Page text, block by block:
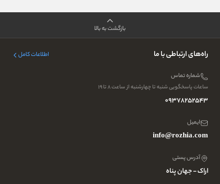
بازگشت به بالا
راه‌های ارتباطی با ما اطلاعات کامل
شماره تماس
ساعات پاسخگویی شنبه تا چهارشنبه از ساعت ۸ تا ۱۹
09378252543
ایمیل
info@rozhia.com
آدرس پستی
اراک - جهان پناه